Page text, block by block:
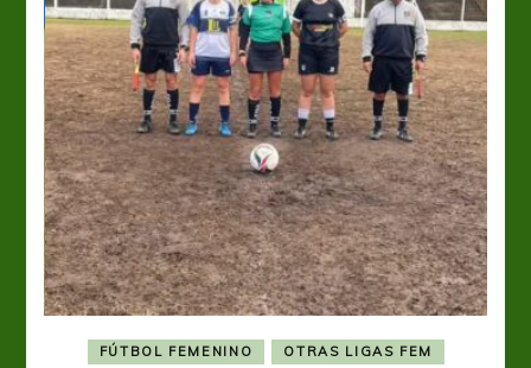
FÚTBOL FEMENINO OTRAS LIGAS FEM